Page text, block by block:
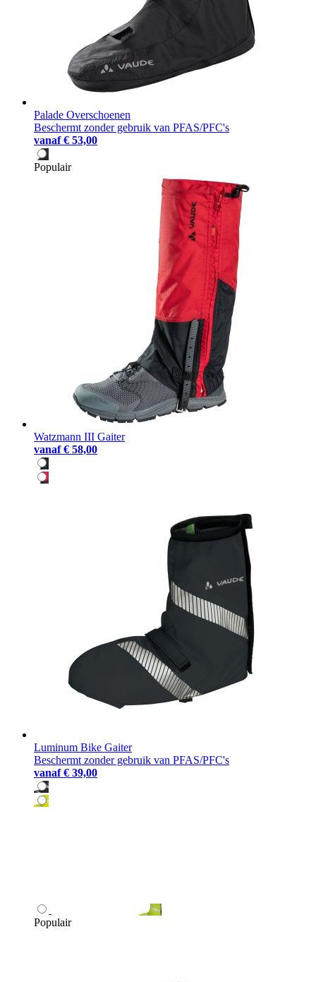
Palade Overschoenen
Beschermt zonder gebruik van PFAS/PFC's
vanaf € 53,00
Populair
Watzmann III Gaiter
vanaf € 58,00
Luminum Bike Gaiter
Beschermt zonder gebruik van PFAS/PFC's
vanaf € 39,00
Populair